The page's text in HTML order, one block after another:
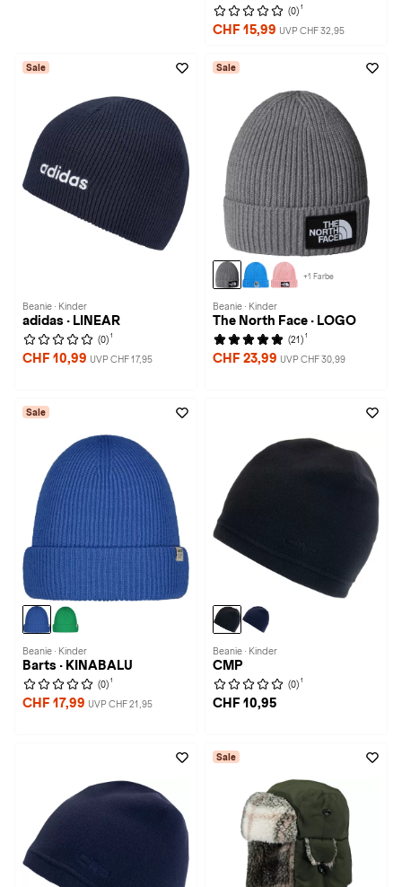
(0) 1
CHF 15,99 UVP CHF 32,95
Sale
Beanie · Kinder
adidas · LINEAR
(0) 1
CHF 10,99 UVP CHF 17,95
Sale
+1 Farbe
Beanie · Kinder
The North Face · LOGO
(21) 1
CHF 23,99 UVP CHF 30,99
Sale
Beanie · Kinder
Barts · KINABALU
(0) 1
CHF 17,99 UVP CHF 21,95
Beanie · Kinder
CMP
(0) 1
CHF 10,95
Sale